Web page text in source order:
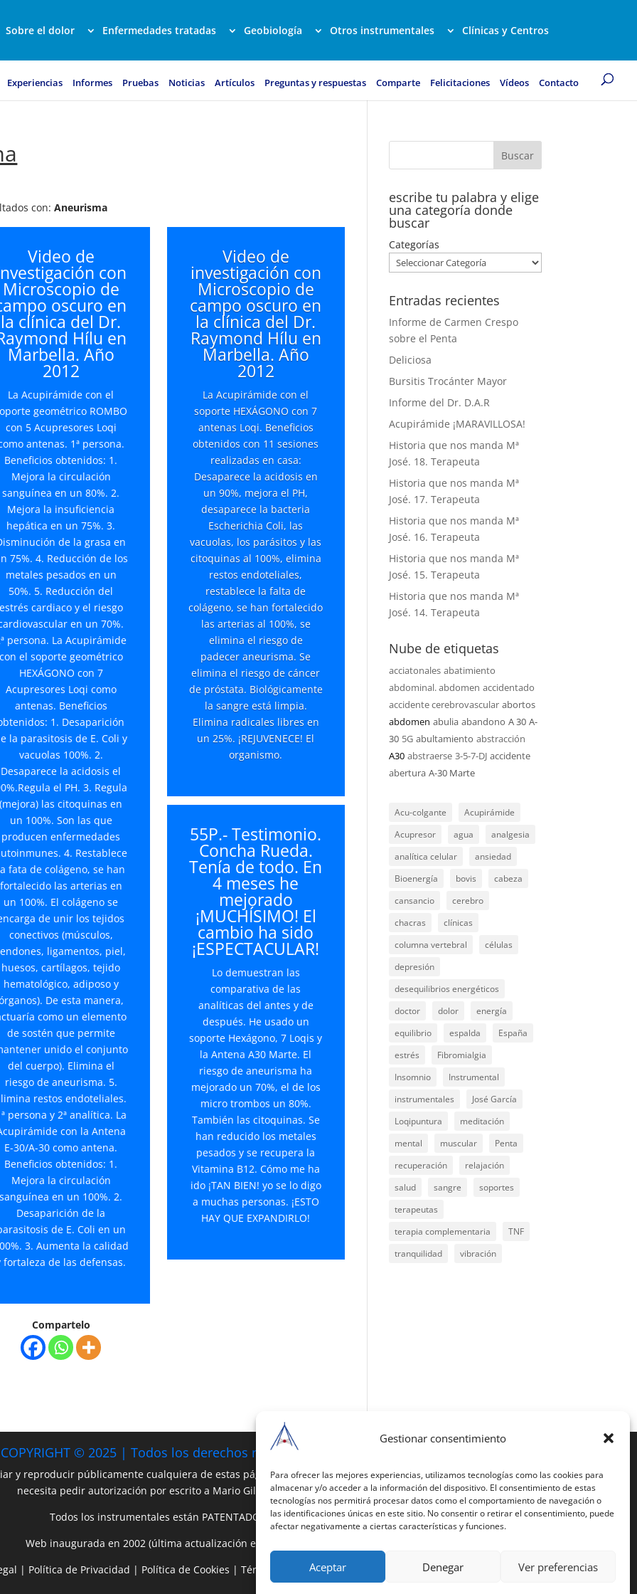
Gestionar consentimiento
Para ofrecer las mejores experiencias, utilizamos tecnologías como las cookies para
almacenar y/o acceder a la información del dispositivo. El consentimiento de estas
tecnologías nos permitirá procesar datos como el comportamiento de navegación o
las identificaciones únicas en este sitio. No consentir o retirar el consentimiento, puede
afectar negativamente a ciertas características y funciones.
Aceptar Denegar Ver preferencias
Sobre el dolor Enfermedades tratadas Geobiología Otros instrumentales
Clínicas y Centros
Experiencias Informes Pruebas Noticias Artículos Preguntas y respuestas Comparte Felicitaciones Vídeos Contacto
con:Aneurisma
Video de
con
Microscopio de
oscuro en
la clínica del Dr.
Hílu en
Marbella. Año
2012
La Acupirámide con el
geométrico ROMBO
con 5 Acupresores Loqi
antenas. 1ª persona.
Beneficios obtenidos: 1.
Mejora la circulación
sanguínea en un 80%. 2.
Mejora la insuficiencia
hepática en un 75%. 3.
de la grasa en
75%. 4. Reducción de los
metales pesados en un
50%. 5. Reducción del
estrés cardiaco y el riesgo
en un 70%.
persona. La Acupirámide
con el soporte geométrico
HEXÁGONO con 7
Acupresores Loqi como
antenas. Beneficios
1. Desaparición
la parasitosis de E. Coli y
vacuolas 100%. 2.
Desaparece la acidosis el
el PH. 3. Regula
(mejora) las citoquinas en
un 100%. Son las que
producen enfermedades
4. Restablece
fata de colágeno, se han
fortalecido las arterias en
un 100%. El colágeno se
de unir los tejidos
conectivos (músculos,
ligamentos, piel,
huesos, cartílagos, tejido
hematológico, adiposo y
De esta manera,
como un elemento
de sostén que permite
unido el conjunto
del cuerpo). Elimina el
riesgo de aneurisma. 5.
restos endoteliales.
persona y 2ª analítica. La
con la Antena
E-30/A-30 como antena.
Beneficios obtenidos: 1.
Mejora la circulación
sanguínea en un 100%. 2.
Desaparición de la
de E. Coli en un
3. Aumenta la calidad
fortaleza de las defensas.
Video de
investigación con
Microscopio de
campo oscuro en
la clínica del Dr.
Raymond Hílu en
Marbella. Año
2012
La Acupirámide con el
soporte HEXÁGONO con 7
antenas Loqi. Beneficios
obtenidos con 11 sesiones
realizadas en casa:
Desaparece la acidosis en
un 90%, mejora el PH,
desaparece la bacteria
Escherichia Coli, las
vacuolas, los parásitos y las
citoquinas al 100%, elimina
restos endoteliales,
restablece la falta de
colágeno, se han fortalecido
las arterias al 100%, se
elimina el riesgo de
padecer aneurisma. Se
elimina el riesgo de cáncer
de próstata. Biológicamente
la sangre está limpia.
Elimina radicales libres en
un 25%. ¡REJUVENECE! El
organismo.
55P.- Testimonio.
Concha Rueda.
Tenía de todo. En
4 meses he
mejorado
¡MUCHÍSIMO! El
cambio ha sido
¡ESPECTACULAR!
Lo demuestran las
comparativa de las
analíticas del antes y de
después. He usado un
soporte Hexágono, 7 Loqis y
la Antena A30 Marte. El
riesgo de aneurisma ha
mejorado un 70%, el de los
micro trombos un 80%.
También las citoquinas. Se
han reducido los metales
pesados y se recupera la
Vitamina B12. Cómo me ha
ido ¡TAN BIEN! yo se lo digo
a muchas personas. ¡ESTO
HAY QUE EXPANDIRLO!
Compartelo
escribe tu palabra y elige
una categoría donde
buscar
Categorías
Entradas recientes
Informe de Carmen Crespo
sobre el Penta
Deliciosa
Bursitis Trocánter Mayor
Informe del Dr. D.A.R
Acupirámide ¡MARAVILLOSA!
Historia que nos manda Mª
José. 18. Terapeuta
Historia que nos manda Mª
José. 17. Terapeuta
Historia que nos manda Mª
José. 16. Terapeuta
Historia que nos manda Mª
José. 15. Terapeuta
Historia que nos manda Mª
José. 14. Terapeuta
Nube de etiquetas
acciatonales abatimiento
abdominal. abdomen accidentado
accidente cerebrovascular abortos
abdomen abulia abandono A 30 A-
30 5G abultamiento abstracción
A30 abstraerse 3-5-7-DJ accidente
abertura A-30 Marte
Acu-colgante
Acupirámide
Acupresor
agua
analgesia
analítica celular
ansiedad
Bioenergía
bovis
cabeza
cansancio
cerebro
chacras
clínicas
columna vertebral
células
depresión
desequilibrios energéticos
doctor
dolor
energía
equilibrio
espalda
España
estrés
Fibromialgia
Insomnio
Instrumental
instrumentales
José García
Loqipuntura
meditación
mental
muscular
Penta
recuperación
relajación
salud
sangre
soportes
terapeutas
terapia complementaria
TNF
tranquilidad
vibración
COPYRIGHT © 2025 | Todos los derechos reservados
y reproducir públicamente cualquiera de estas páginas o parte de ellas,
necesita pedir autorización por escrito a Mario Gil Sánchez.
Todos los instrumentales están PATENTADOS.
Web inaugurada en 2002 (última actualización en 2025).
| Política de Privacidad | Política de Cookies | Términos y Condiciones